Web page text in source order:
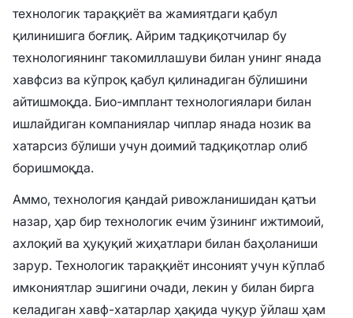
технологик тараққиёт ва жамиятдаги қабул
қилинишига боғлиқ. Айрим тадқиқотчилар бу
технологиянинг такомиллашуви билан унинг янада
хавфсиз ва кўпроқ қабул қилинадиган бўлишини
айтишмоқда. Био-имплант технологиялари билан
ишлайдиган компаниялар чиплар янада нозик ва
хатарсиз бўлиши учун доимий тадқиқотлар олиб
боришмоқда.
Аммо, технология қандай ривожланишидан қатъи
назар, ҳар бир технологик ечим ўзининг ижтимоий,
ахлоқий ва ҳуқуқий жиҳатлари билан баҳоланиши
зарур. Технологик тараққиёт инсоният учун кўплаб
имкониятлар эшигини очади, лекин у билан бирга
келадиган хавф-хатарлар ҳақида чуқур ўйлаш ҳам